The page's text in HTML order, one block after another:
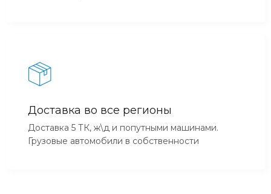
Доставка во все регионы
Доставка 5 ТК, ж\д и попутными машинами.
Грузовые автомобили в собственности